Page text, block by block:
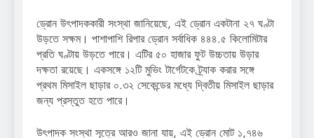
ড্রোন উৎপাদককারী সংস্থা জানিয়েছে, এই ড্রোন একটানা ২৭ ঘণ্টা
উড়তে সক্ষম। পাশাপাশি রিপার ড্রোন সর্বাধিক ৪৪৪.৫ কিলোমিটার
প্রতি ঘণ্টায় উড়তে পারে। এটির ৫০ হাজার ফুট উচ্চতায় উড়ার
দক্ষতা রয়েছে। একসঙ্গে ১২টি মুভিং টার্গেটকে ট্র্যাক করার সঙ্গে
প্রথম মিসাইল ছাড়ার ০.৩২ সেকেন্ডের মধ্যে দ্বিতীয় মিসাইল ছাড়ার
জন্য প্রস্তুত হতে পারে।
উৎপাদক সংস্থা সূত্রে আরও জানা যায়, এই ড্রোন মোট ১,৭৪৬